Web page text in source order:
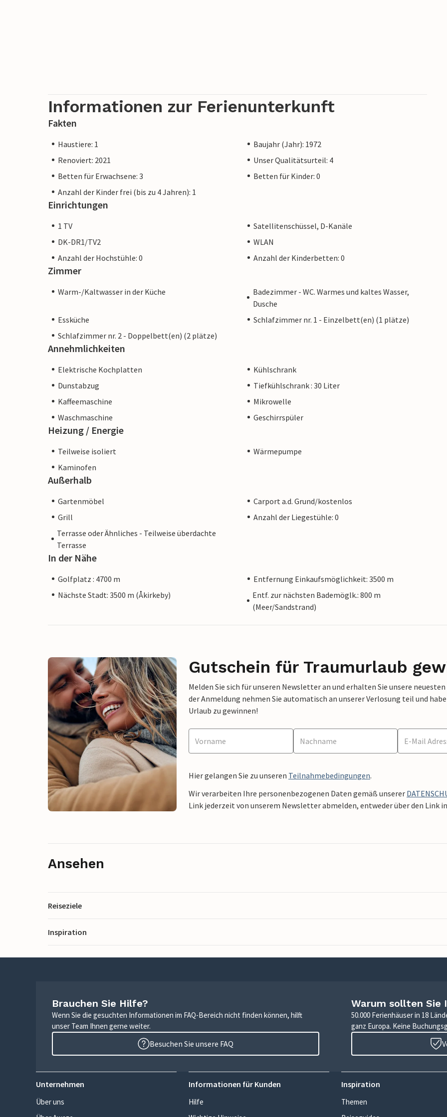
Informationen zur Ferienunterkunft
Fakten
Haustiere: 1
Baujahr (Jahr): 1972
Renoviert: 2021
Unser Qualitätsurteil: 4
Betten für Erwachsene: 3
Betten für Kinder: 0
Anzahl der Kinder frei (bis zu 4 Jahren): 1
Einrichtungen
1 TV
Satellitenschüssel, D-Kanäle
DK-DR1/TV2
WLAN
Anzahl der Hochstühle: 0
Anzahl der Kinderbetten: 0
Zimmer
Warm-/Kaltwasser in der Küche
Badezimmer - WC. Warmes und kaltes Wasser,
Dusche
Essküche
Schlafzimmer nr. 1 - Einzelbett(en) (1 plätze)
Schlafzimmer nr. 2 - Doppelbett(en) (2 plätze)
Annehmlichkeiten
Elektrische Kochplatten
Kühlschrank
Dunstabzug
Tiefkühlschrank : 30 Liter
Kaffeemaschine
Mikrowelle
Waschmaschine
Geschirrspüler
Heizung / Energie
Teilweise isoliert
Wärmepumpe
Kaminofen
Außerhalb
Gartenmöbel
Carport a.d. Grund/kostenlos
Grill
Anzahl der Liegestühle: 0
Terrasse oder Ähnliches - Teilweise überdachte
Terrasse
In der Nähe
Golfplatz : 4700 m
Entfernung Einkaufsmöglichkeit: 3500 m
Nächste Stadt: 3500 m (Åkirkeby)
Entf. zur nächsten Bademöglk.: 800 m
(Meer/Sandstrand)
Gutschein für Traumurlaub
Melden Sie sich für unseren Newsletter an und erhalten Sie unsere
der Anmeldung nehmen Sie automatisch an unserer Verlosung teil und
Urlaub zu gewinnen!
Hier gelangen Sie zu unseren Teilnahmebedingungen.
Wir verarbeiten Ihre personenbezogenen Daten gemäß unserer
Link jederzeit von unserem Newsletter abmelden, entweder über den Link
Ansehen
Reiseziele
Inspiration
Brauchen Sie Hilfe?
Wenn Sie die gesuchten Informationen im FAQ-Bereich nicht finden können, hilft
unser Team Ihnen gerne weiter.
Besuchen Sie unsere FAQ
Warum sollten Sie
50.000 Ferienhäuser in 18
ganz Europa. Keine
Unternehmen
Über uns
Informationen für Kunden
Hilfe
Inspiration
Themen